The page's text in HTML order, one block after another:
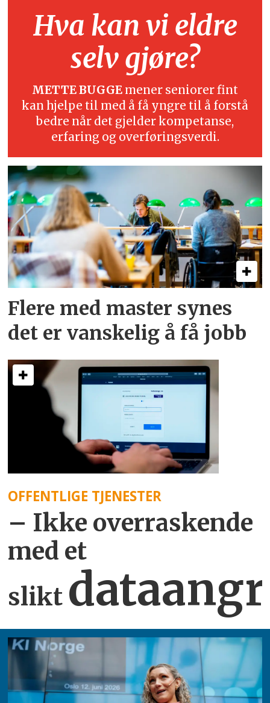
Hva kan vi eldre
selv gjøre?
METTE BUGGE mener seniorer fint
kan hjelpe til med å få yngre til å forstå
bedre når det gjelder kompetanse,
erfaring og overføringsverdi.
Flere med master synes
det er vanskelig å få jobb
OFFENTLIGE TJENESTER
– Ikke overraskende
med et
slikt